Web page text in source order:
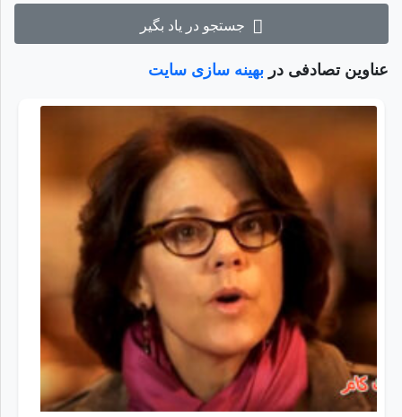
جستجو در یاد بگیر
عناوین تصادفی در بهینه سازی سایت